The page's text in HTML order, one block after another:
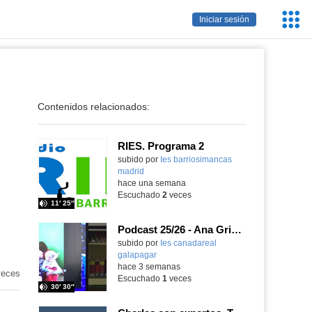
Iniciar sesión
Contenidos relacionados:
RIES. Programa 2
Contenido educativo.
subido por Ies barriosimancas
madrid
11′ 25″
hace una semana
Escuchado 2 veces
Podcast 25/26 - Ana Griott y los cuentos de las voces olvidadas
subido por Ies canadareal
galapagar
30′ 30″
-
hace 3 semanas
Escuchado 1 veces